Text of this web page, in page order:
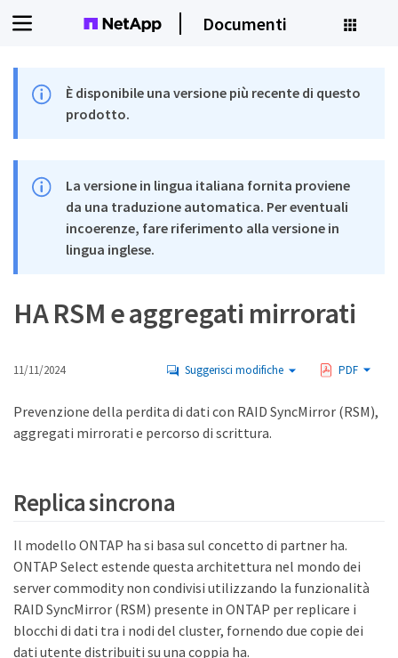
Documenti
È disponibile una versione più recente di questo
prodotto.
La versione in lingua italiana fornita proviene
da una traduzione automatica. Per eventuali
incoerenze, fare riferimento alla versione in
lingua inglese.
HA RSM e aggregati mirrorati
11/11/2024 Suggerisci modifiche PDF
Prevenzione della perdita di dati con RAID SyncMirror (RSM),
aggregati mirrorati e percorso di scrittura.
Replica sincrona
Il modello ONTAP ha si basa sul concetto di partner ha.
ONTAP Select estende questa architettura nel mondo dei
server commodity non condivisi utilizzando la funzionalità
RAID SyncMirror (RSM) presente in ONTAP per replicare i
blocchi di dati tra i nodi del cluster, fornendo due copie dei
dati utente distribuiti su una coppia ha.